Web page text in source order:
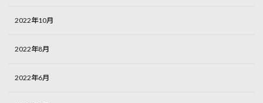
2022年10月
2022年8月
2022年6月